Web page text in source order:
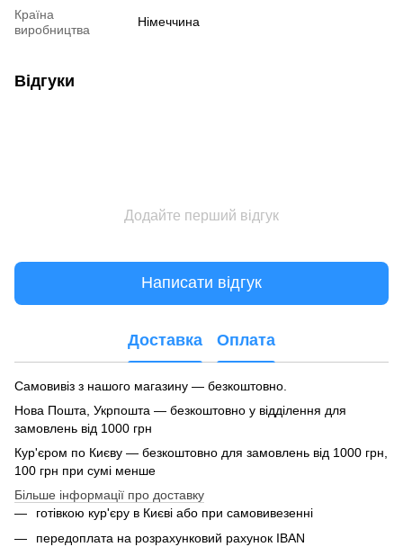
Країна
виробництва
Німеччина
Відгуки
Додайте перший відгук
Написати відгук
Доставка Оплата
Самовивіз з нашого магазину — безкоштовно.
Нова Пошта, Укрпошта — безкоштовно у відділення для
замовлень від 1000 грн
Кур'єром по Києву — безкоштовно для замовлень від 1000 грн,
100 грн при сумі менше
Більше інформації про доставку
готівкою кур'єру в Києві або при самовивезенні
передоплата на розрахунковий рахунок IBAN